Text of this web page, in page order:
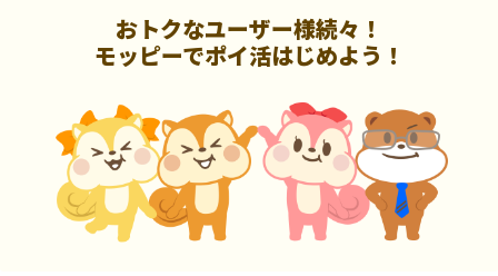
おトクなユーザー様続々！
モッピーでポイ活はじめよう！